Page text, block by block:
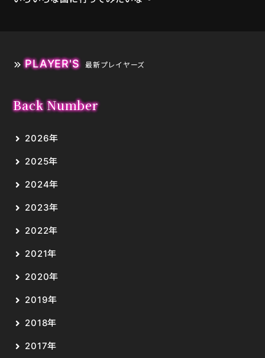
PLAYER'S 最新プレイヤーズ
Back Number
2026年
2025年
2024年
2023年
2022年
2021年
2020年
2019年
2018年
2017年